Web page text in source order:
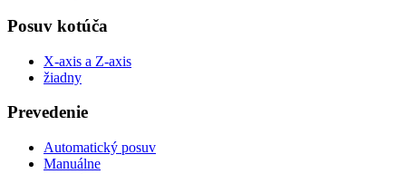
Posuv kotúča
X-axis a Z-axis
žiadny
Prevedenie
Automatický posuv
Manuálne